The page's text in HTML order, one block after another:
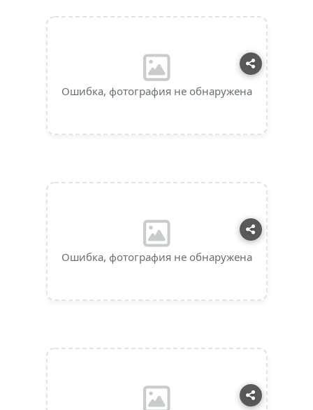
Ошибка, фотография не обнаружена
Ошибка, фотография не обнаружена